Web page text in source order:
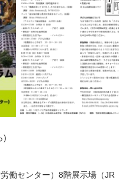
)
働センター）8階展示場（JR